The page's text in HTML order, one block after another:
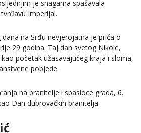
je snagama spašavala
Imperijal.
na Srđu nevjerojatna je priča o
29 godina. Taj dan svetog Nikole,
početak užasavajućeg kraja i sloma,
pobjede.
na branitelje i spasioce grada, 6.
Dan dubrovačkih branitelja.